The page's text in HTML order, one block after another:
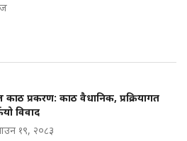
प्रकरण: काठ वैधानिक, प्रक्रियागत
विवाद
१९, २०८३